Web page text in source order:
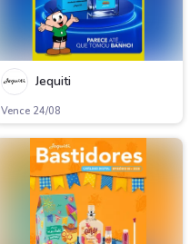
Jequiti
Vence 24/08